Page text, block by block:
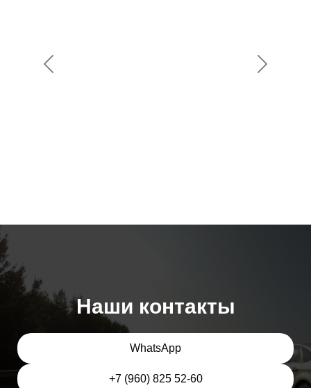
Предыдущий
Наши контакты
WhatsApp
+7 (960) 825 52-60